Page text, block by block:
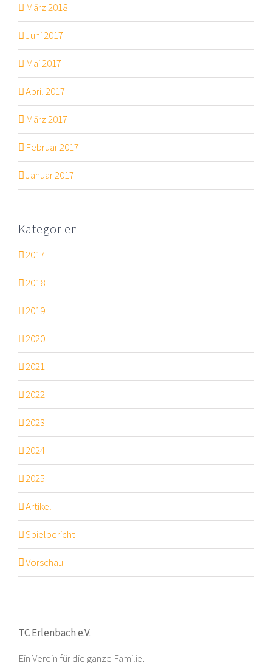
März 2018
Juni 2017
Mai 2017
April 2017
März 2017
Februar 2017
Januar 2017
Kategorien
2017
2018
2019
2020
2021
2022
2023
2024
2025
Artikel
Spielbericht
Vorschau
TC Erlenbach e.V.
Ein Verein für die ganze Familie.